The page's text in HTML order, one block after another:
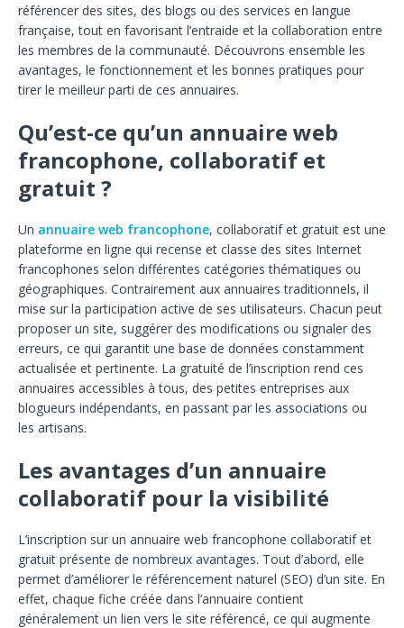
référencer des sites, des blogs ou des services en langue
française, tout en favorisant l’entraide et la collaboration entre
les membres de la communauté. Découvrons ensemble les
avantages, le fonctionnement et les bonnes pratiques pour
tirer le meilleur parti de ces annuaires.
Qu’est-ce qu’un annuaire web
francophone, collaboratif et
gratuit ?
Un annuaire web francophone, collaboratif et gratuit est une
plateforme en ligne qui recense et classe des sites Internet
francophones selon différentes catégories thématiques ou
géographiques. Contrairement aux annuaires traditionnels, il
mise sur la participation active de ses utilisateurs. Chacun peut
proposer un site, suggérer des modifications ou signaler des
erreurs, ce qui garantit une base de données constamment
actualisée et pertinente. La gratuité de l’inscription rend ces
annuaires accessibles à tous, des petites entreprises aux
blogueurs indépendants, en passant par les associations ou
les artisans.
Les avantages d’un annuaire
collaboratif pour la visibilité
L’inscription sur un annuaire web francophone collaboratif et
gratuit présente de nombreux avantages. Tout d’abord, elle
permet d’améliorer le référencement naturel (SEO) d’un site. En
effet, chaque fiche créée dans l’annuaire contient
généralement un lien vers le site référencé, ce qui augmente